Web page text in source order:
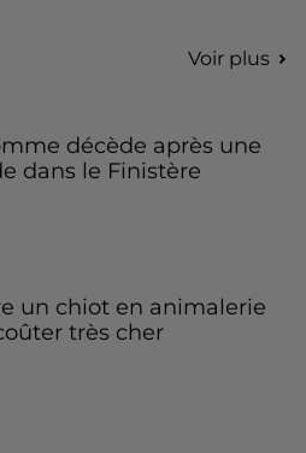
Voir plus
décède après une
dans le Finistère
un chiot en animalerie
très cher